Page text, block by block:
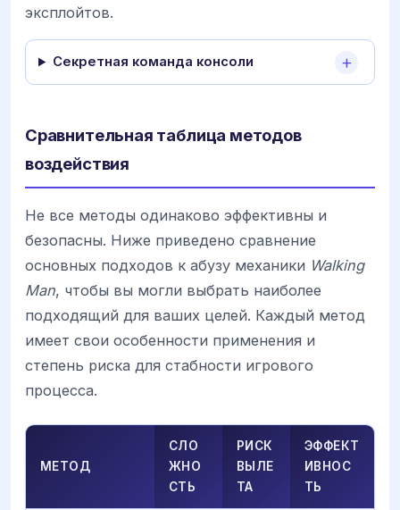
эксплойтов.
Секретная команда консоли
Сравнительная таблица методов
воздействия
Не все методы одинаково эффективны и
безопасны. Ниже приведено сравнение
основных подходов к абузу механики Walking
Man, чтобы вы могли выбрать наиболее
подходящий для ваших целей. Каждый метод
имеет свои особенности применения и
степень риска для стабности игрового
процесса.
МЕТОД
СЛО
ЖНО
СТЬ
РИСК
ВЫЛЕ
ТА
ЭФФЕКТ
ИВНОС
ТЬ